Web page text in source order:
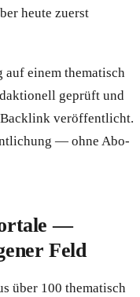
heute zuerst
einem thematisch
geprüft und
veröffentlicht.
— ohne Abo-
—
Feld
über 100 thematisch